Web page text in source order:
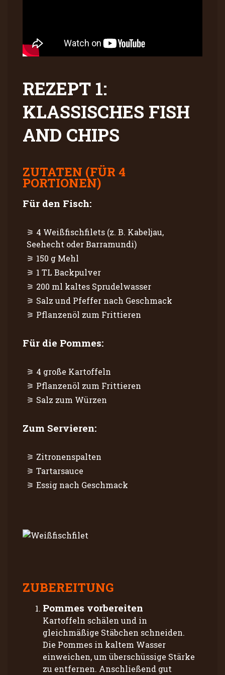
REZEPT 1:
KLASSISCHES FISH
AND CHIPS
ZUTATEN (FÜR 4
PORTIONEN)
Für den Fisch:
4 Weißfischfilets (z. B. Kabeljau,
Seehecht oder Barramundi)
150 g Mehl
1 TL Backpulver
200 ml kaltes Sprudelwasser
Salz und Pfeffer nach Geschmack
Pflanzenöl zum Frittieren
Für die Pommes:
4 große Kartoffeln
Pflanzenöl zum Frittieren
Salz zum Würzen
Zum Servieren:
Zitronenspalten
Tartarsauce
Essig nach Geschmack
ZUBEREITUNG
Pommes vorbereiten
Kartoffeln schälen und in
gleichmäßige Stäbchen schneiden.
Die Pommes in kaltem Wasser
einweichen, um überschüssige Stärke
zu entfernen. Anschließend gut